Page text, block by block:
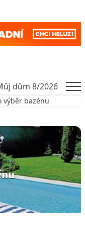
výběr bazénu